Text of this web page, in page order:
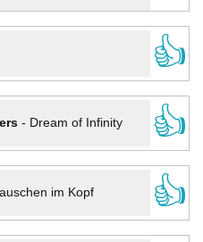
👍
- Dream of Infinity
👍
im Kopf
👍